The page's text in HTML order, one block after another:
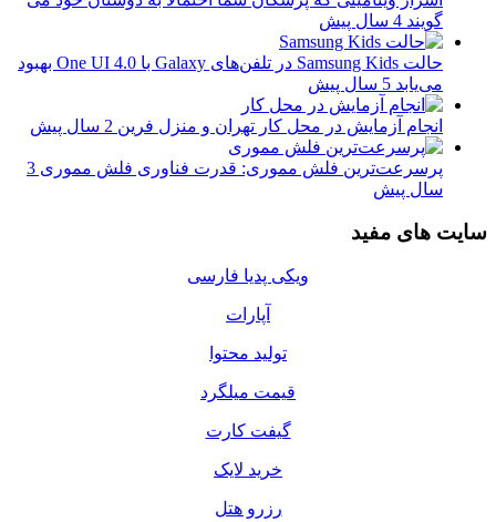
گویند 4 سال پیش
حالت Samsung Kids در تلفن‌های Galaxy با One UI 4.0 بهبود
می‌یابد 5 سال پیش
انجام آزمایش در محل کار تهران و منزل فرین 2 سال پیش
پرسرعت‌ترین فلش مموری: قدرت فناوری فلش مموری 3
سال پیش
سایت های مفید
ویکی پدیا فارسی
آپارات
تولید محتوا
قیمت میلگرد
گیفت کارت
خرید لایک
رزرو هتل